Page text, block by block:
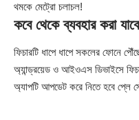
থমকে মেট্রো চলাচল!
কবে থেকে ব্যবহার করা
ফিচারটি ধাপে ধাপে সকলের ফোনে
অ্যান্ড্রয়েড ও আইওএস ডিভাইসে
অ্যাপটি আপডেট করে নিতে হবে প্লে